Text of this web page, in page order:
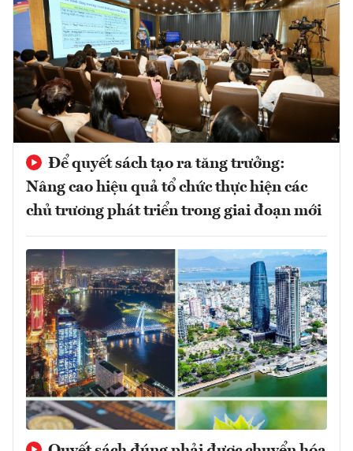
Để quyết sách tạo ra tăng trưởng:
Nâng cao hiệu quả tổ chức thực hiện các
chủ trương phát triển trong giai đoạn mới